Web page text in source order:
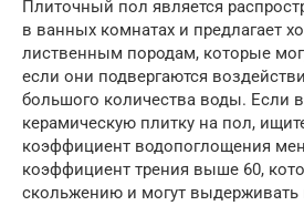
Плиточный пол является
в ванных комнатах и предлагает
лиственным породам, которые
если они подвергаются
большого количества воды. Если
керамическую плитку на пол,
коэффициент водопоглощения
коэффициент трения выше 60,
скольжению и могут выдерживать